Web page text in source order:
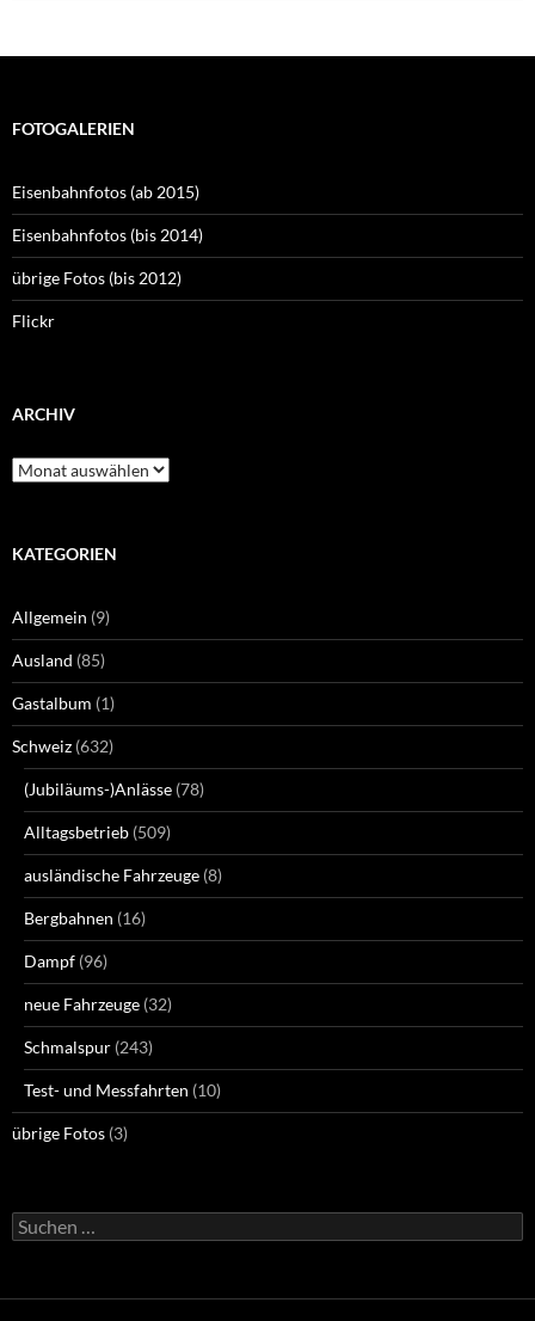
FOTOGALERIEN
Eisenbahnfotos (ab 2015)
Eisenbahnfotos (bis 2014)
übrige Fotos (bis 2012)
Flickr
ARCHIV
Archiv
KATEGORIEN
Allgemein (9)
Ausland (85)
Gastalbum (1)
Schweiz (632)
(Jubiläums-)Anlässe (78)
Alltagsbetrieb (509)
ausländische Fahrzeuge (8)
Bergbahnen (16)
Dampf (96)
neue Fahrzeuge (32)
Schmalspur (243)
Test- und Messfahrten (10)
übrige Fotos (3)
Suchen
nach: